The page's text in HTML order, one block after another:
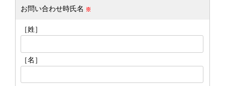
お問い合わせ時氏名
［姓］
［名］